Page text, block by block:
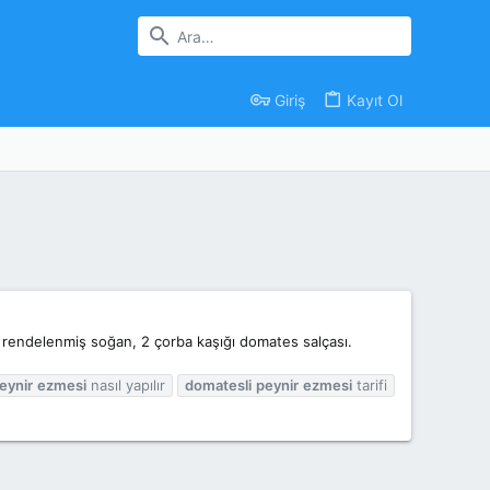
Giriş Kayıt Ol
soğan, 2 çorba kaşığı domates salçası.
ezmesi nasıl yapılır domatesli peynir ezmesi tarifi